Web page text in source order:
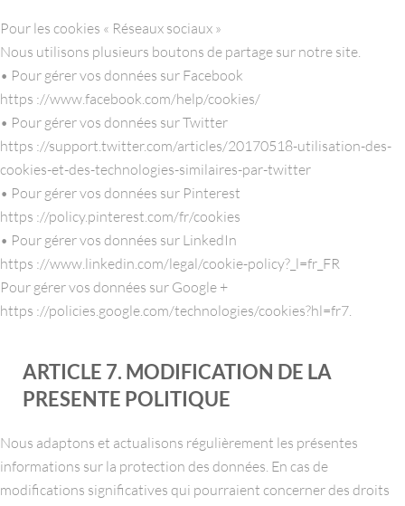
Pour les cookies « Réseaux sociaux »
Nous utilisons plusieurs boutons de partage sur notre site.
• Pour gérer vos données sur Facebook
https ://www.facebook.com/help/cookies/
• Pour gérer vos données sur Twitter
https ://support.twitter.com/articles/20170518-utilisation-des-
cookies-et-des-technologies-similaires-par-twitter
• Pour gérer vos données sur Pinterest
https ://policy.pinterest.com/fr/cookies
• Pour gérer vos données sur LinkedIn
https ://www.linkedin.com/legal/cookie-policy?_l=fr_FR
Pour gérer vos données sur Google +
https ://policies.google.com/technologies/cookies?hl=fr7.
ARTICLE 7. MODIFICATION DE LA
PRESENTE POLITIQUE
Nous adaptons et actualisons régulièrement les présentes
informations sur la protection des données. En cas de
modifications significatives qui pourraient concerner des droits